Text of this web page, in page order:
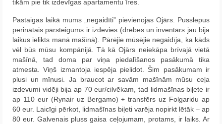
tikām pie tik izdevīgas apartamentu īres.
Pastaigas laikā mums „negaidīti” pievienojas Ojārs. Pusslepus
perinātais pārsteigums ir izdevies (drēbes un inventārs jau bija
laikus ielikts manā mašīnā). Pārējie mūsējie negaidīja, ka kāds
vēl būs mūsu kompānijā. Tā kā Ojārs neiekāpa brīvajā vietā
mašīnā, tad doma par viņa piedalīšanos pasākumā tika
atmesta. Viņš izmantoja iespēja pielidot. Šim pasākumam ir
plusi un mīnusi. Ja braucot ar savām mašīnām mūsu ceļa
izdevumi vidēji bija ap 70 eur/cilvēkam, tad lidmašīnas biļete ir
ap 110 eur (Rynair uz Bergamo) + transfērs uz Folgaridu ap
60 eur. Laicīgi pērkot, lidmašīnas biļeti varēja nopirkt lētāk – ap
80 eur. Galvenais pluss gaisa ceļojumam, protams, ir laiks. Ar